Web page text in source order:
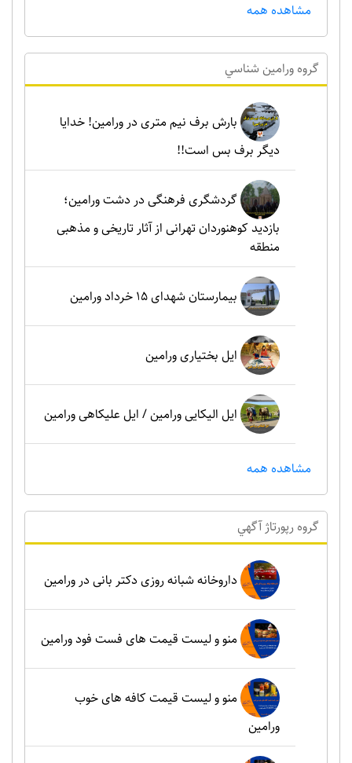
مشاهده همه
گروه ورامين شناسي
بارش برف نیم متری در ورامین! خدایا
دیگر برف بس است!!
گردشگری فرهنگی در دشت ورامین؛
بازدید کوهنوردان تهرانی از آثار تاریخی و مذهبی
منطقه
بیمارستان شهدای 15 خرداد ورامین
ایل بختیاری ورامین
ایل الیکایی ورامین / ایل علیکاهی ورامین
مشاهده همه
گروه رپورتاژ آگهي
داروخانه شبانه روزی دکتر بانی در ورامین
منو و لیست قیمت های فست فود ورامین
منو و لیست قیمت کافه های خوب
ورامین